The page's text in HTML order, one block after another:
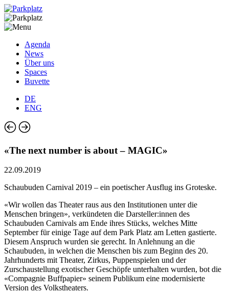
Agenda
News
Über uns
Spaces
Buvette
DE
ENG
«The next number is about – MAGIC»
22.09.2019
Schaubuden Carnival 2019 – ein poetischer Ausflug ins Groteske.
«Wir wollen das Theater raus aus den Institutionen unter die
Menschen bringen», verkündeten die Darsteller:innen des
Schaubuden Carnivals am Ende ihres Stücks, welches Mitte
September für einige Tage auf dem Park Platz am Letten gastierte.
Diesem Anspruch wurden sie gerecht. In Anlehnung an die
Schaubuden, in welchen die Menschen bis zum Beginn des 20.
Jahrhunderts mit Theater, Zirkus, Puppenspielen und der
Zurschaustellung exotischer Geschöpfe unterhalten wurden, bot die
«Compagnie Buffpapier» seinem Publikum eine modernisierte
Version des Volkstheaters.